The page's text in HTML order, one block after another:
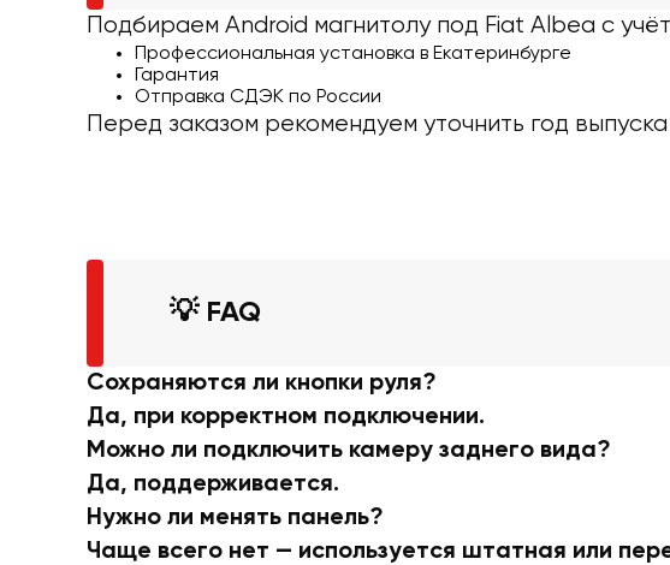
Подбираем Android магнитолу под Fiat Albea с
Профессиональная установка в Екатеринбурге
Гарантия
Отправка СДЭК по России
Перед заказом рекомендуем уточнить год
💡 FAQ
Сохраняются ли кнопки руля?
Да, при корректном подключении.
Можно ли подключить камеру заднего вида?
Да, поддерживается.
Нужно ли менять панель?
Чаще всего нет — используется штатная или